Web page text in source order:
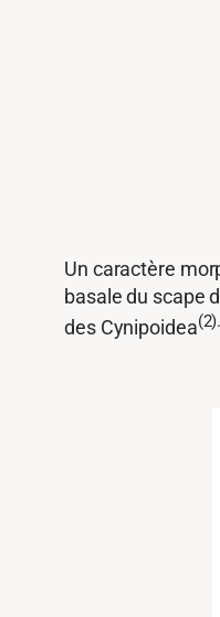
Un caractère
basale du scape
des Cynipoidea(2).